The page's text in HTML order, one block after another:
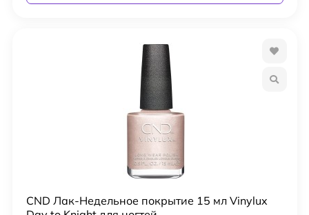
CND Лак-Недельное покрытие 15 мл Vinylux